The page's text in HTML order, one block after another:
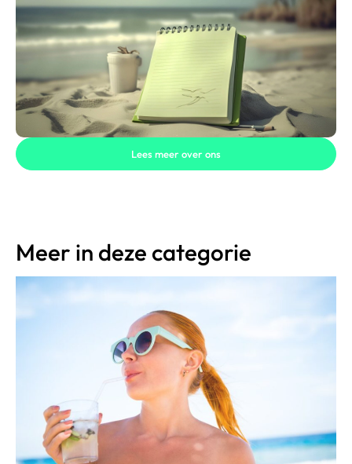
Lees meer over ons
Meer in deze categorie